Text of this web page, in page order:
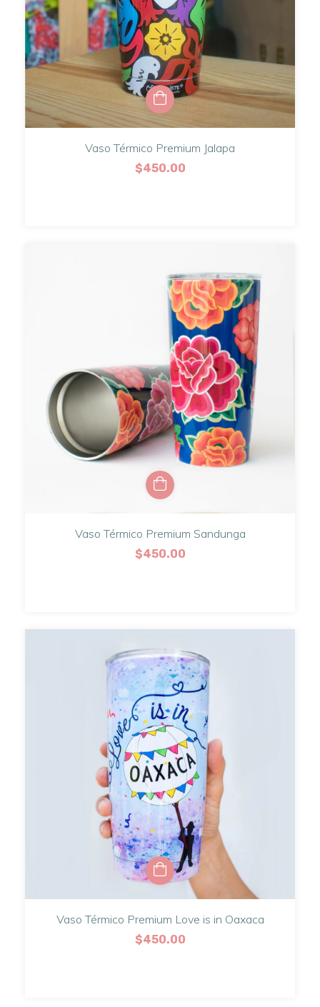
Vaso Térmico Premium Jalapa
$450.00
Vaso Térmico Premium Sandunga
$450.00
Vaso Térmico Premium Love is in Oaxaca
$450.00